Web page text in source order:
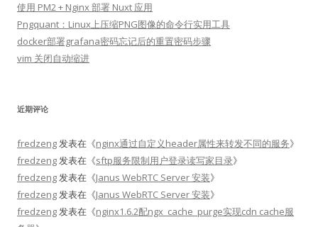
使用 PM2 + Nginx 部署 Nuxt 应用
Pngquant：Linux上压缩PNG图像的命令行实用工具
docker部署grafana密码忘记后的重置密码步骤
vim 关闭自动缩进
近期评论
fredzeng发表在《nginx通过自定义header属性来转发不同的服务》
fredzeng发表在《sftp服务限制用户登录读写家目录》
fredzeng发表在《Janus WebRTC Server 安装》
fredzeng发表在《Janus WebRTC Server 安装》
fredzeng发表在《nginx1.6.2配ngx_cache_purge实现cdn cache服